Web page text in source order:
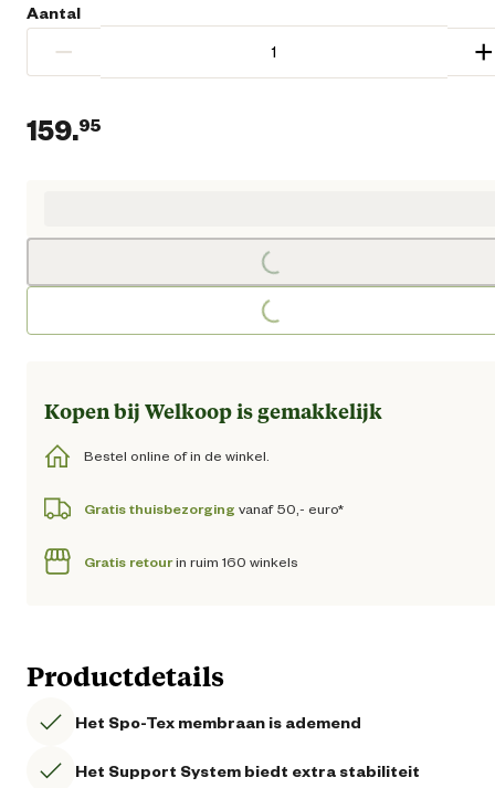
Aantal
− +
159.95
Loading...
Loading...
Kopen bij Welkoop is gemakkelijk
Bestel online of in de winkel.
Gratis thuisbezorging vanaf 50,- euro*
Gratis retourin ruim 160 winkels
Productdetails
Het Spo-Tex membraan is ademend
Het Support System biedt extra stabiliteit